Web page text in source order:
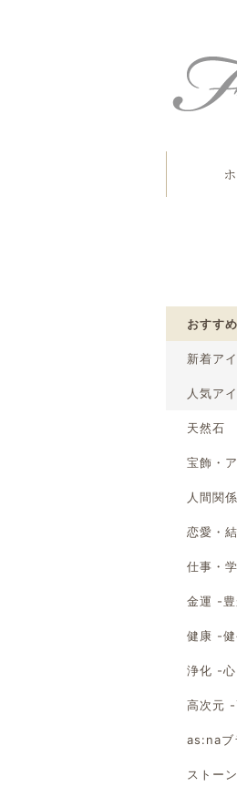
ホ
おすす
新着ア
人気ア
天然石
宝飾・
人間関
恋愛・
仕事・
金運 -
健康 -
浄化 -
高次元
as:naブ
ストー